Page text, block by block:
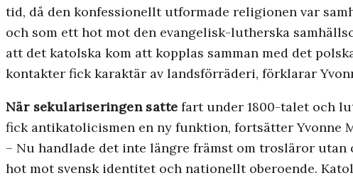
tid, då den konfessionellt utformade religionen var
och som ett hot mot den evangelisk-lutherska
att det katolska kom att kopplas samman med det
kontakter fick karaktär av landsförräderi, förklarar
När sekulariseringen satte fart under 1800-talet och
fick antikatolicismen en ny funktion, fortsätter Yvonne
– Nu handlade det inte längre främst om trosläror
hot mot svensk identitet och nationellt oberoende.